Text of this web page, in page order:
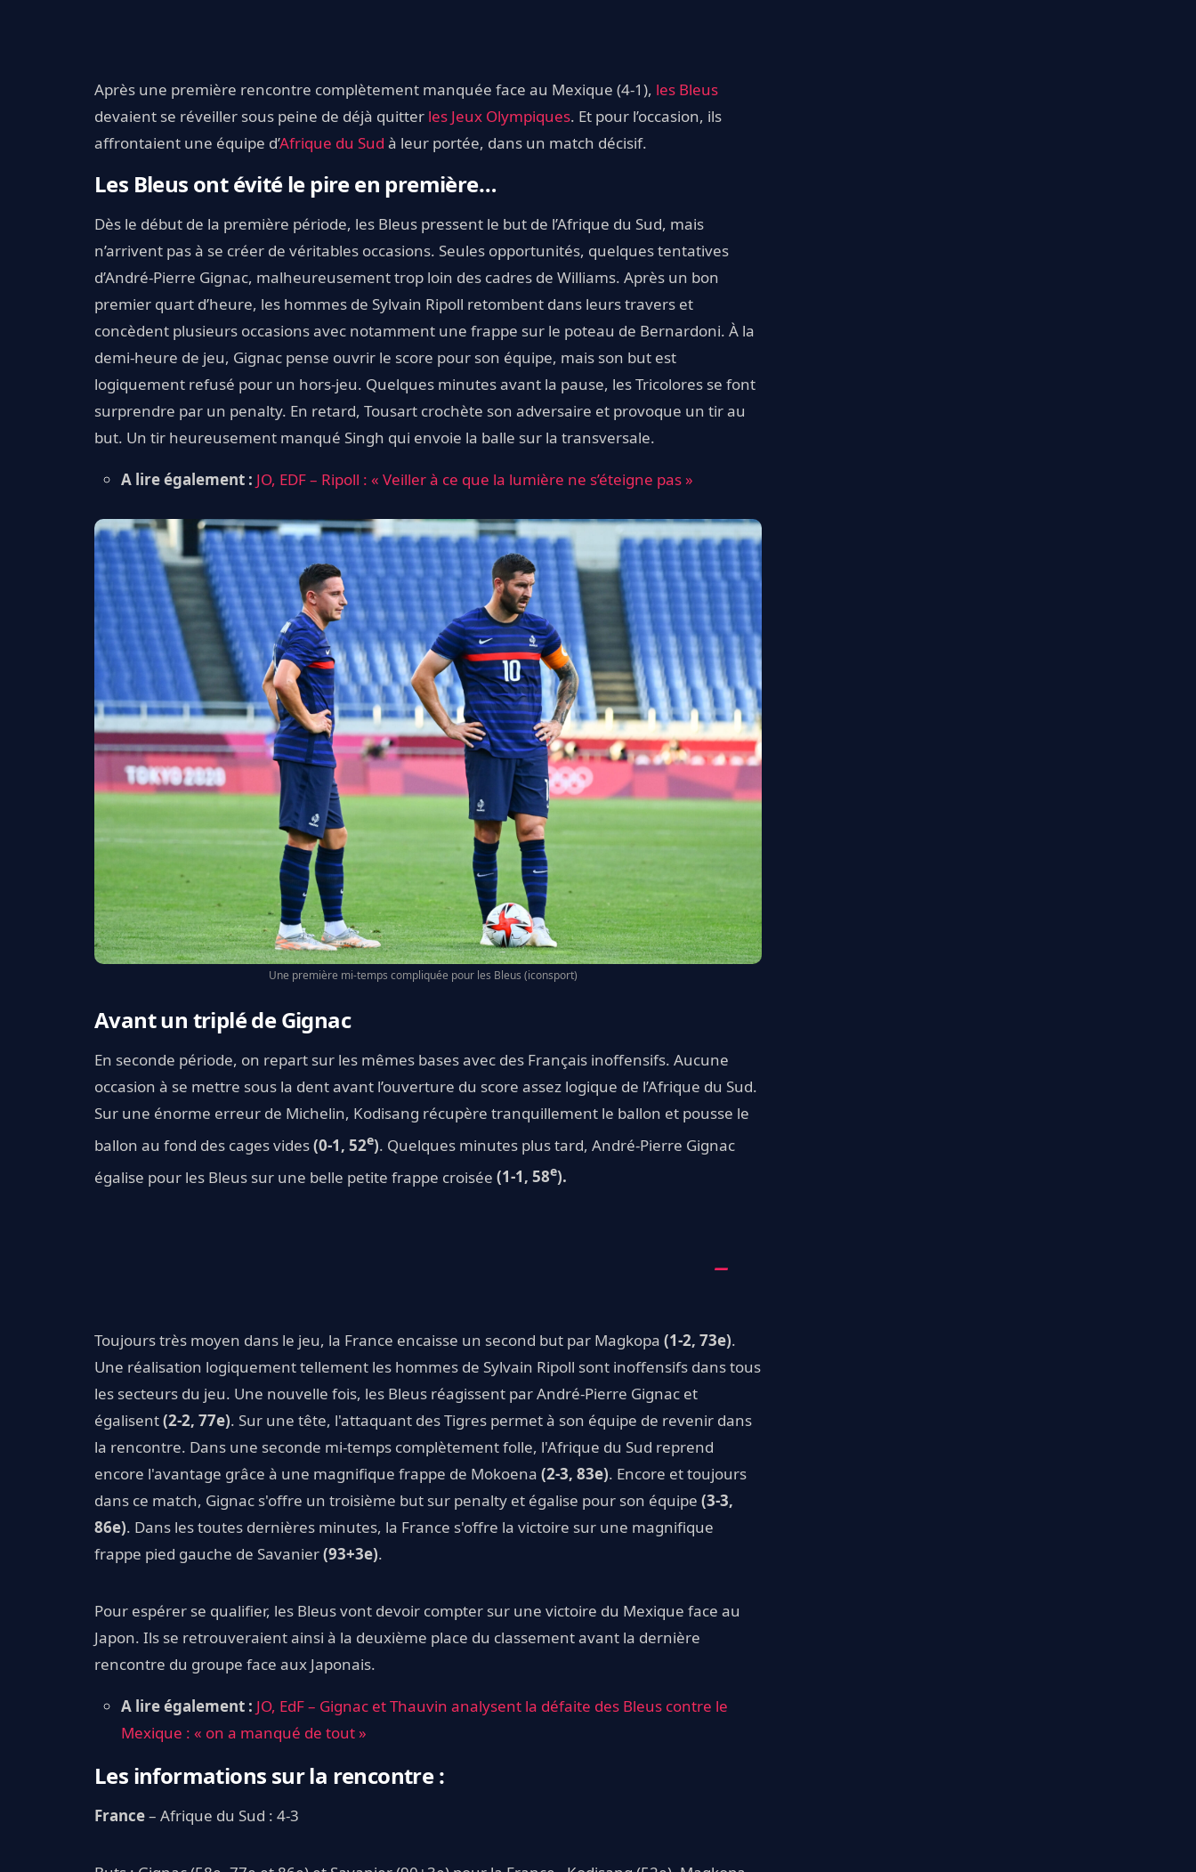
Après une première rencontre complètement manquée face au Mexique (4-1), les Bleus
devaient se réveiller sous peine de déjà quitter les Jeux Olympiques. Et pour l’occasion, ils
affrontaient une équipe d’Afrique du Sud à leur portée, dans un match décisif.
Les Bleus ont évité le pire en première…
Dès le début de la première période, les Bleus pressent le but de l’Afrique du Sud, mais
n’arrivent pas à se créer de véritables occasions. Seules opportunités, quelques tentatives
d’André-Pierre Gignac, malheureusement trop loin des cadres de Williams. Après un bon
premier quart d’heure, les hommes de Sylvain Ripoll retombent dans leurs travers et
concèdent plusieurs occasions avec notamment une frappe sur le poteau de Bernardoni. À la
demi-heure de jeu, Gignac pense ouvrir le score pour son équipe, mais son but est
logiquement refusé pour un hors-jeu. Quelques minutes avant la pause, les Tricolores se font
surprendre par un penalty. En retard, Tousart crochète son adversaire et provoque un tir au
but. Un tir heureusement manqué Singh qui envoie la balle sur la transversale.
A lire également : JO, EDF – Ripoll : « Veiller à ce que la lumière ne s’éteigne pas »
Une première mi-temps compliquée pour les Bleus (iconsport)
Avant un triplé de Gignac
En seconde période, on repart sur les mêmes bases avec des Français inoffensifs. Aucune
occasion à se mettre sous la dent avant l’ouverture du score assez logique de l’Afrique du Sud.
Sur une énorme erreur de Michelin, Kodisang récupère tranquillement le ballon et pousse le
ballon au fond des cages vides(0-1, 52e). Quelques minutes plus tard, André-Pierre Gignac
égalise pour les Bleus sur une belle petite frappe croisée (1-1, 58e).
Toujours très moyen dans le jeu, la France encaisse un second but par Magkopa (1-2, 73e).
Une réalisation logiquement tellement les hommes de Sylvain Ripoll sont inoffensifs dans tous
les secteurs du jeu. Une nouvelle fois, les Bleus réagissent par André-Pierre Gignac et
égalisent(2-2, 77e). Sur une tête, l'attaquant des Tigres permet à son équipe de revenir dans
la rencontre. Dans une seconde mi-temps complètement folle, l'Afrique du Sud reprend
encore l'avantage grâce à une magnifique frappe de Mokoena (2-3, 83e). Encore et toujours
dans ce match, Gignac s'offre un troisième but sur penalty et égalise pour son équipe (3-3,
86e). Dans les toutes dernières minutes, la France s'offre la victoire sur une magnifique
frappe pied gauche de Savanier(93+3e).
Pour espérer se qualifier, les Bleus vont devoir compter sur une victoire du Mexique face au
Japon. Ils se retrouveraient ainsi à la deuxième place du classement avant la dernière
rencontre du groupe face aux Japonais.
A lire également : JO, EdF – Gignac et Thauvin analysent la défaite des Bleus contre le
Mexique : « on a manqué de tout »
Les informations sur la rencontre :
France– Afrique du Sud : 4-3